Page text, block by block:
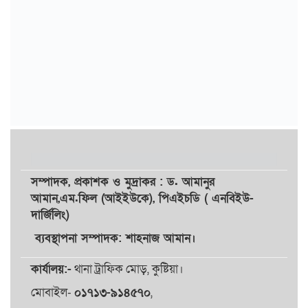
সম্পাদক, প্রকাশকওমুদ্রাকর: ড. আমানুর
আমান,এম.ফিল (আইইউকে), পিএইচডি ( এনবিইউ-
দার্জিলিং)
ব্যবস্থাপনা সম্পাদক: শাহনাজ আমান।
কার্যালয়:-থানা ট্রাফিক মোড়, কুষ্টিয়া।
মোবাইল- ০১৭১৩-৯১৪৫৭০,